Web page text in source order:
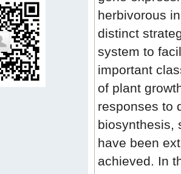
herbivorous
distinct
system to
important
of plant
responses to
biosynthesis,
have been
achieved. In